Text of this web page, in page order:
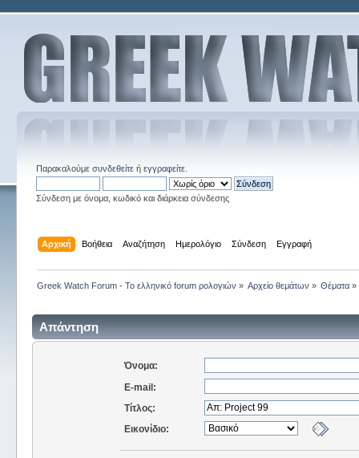
Παρακαλούμε συνδεθείτεή εγγραφείτε.
Σύνδεση με όνομα, κωδικό και διάρκεια σύνδεσης
Αρχική Βοήθεια Αναζήτηση Ημερολόγιο Σύνδεση Εγγραφή
Greek Watch Forum - Το ελληνικό forum ρολογιών » Αρχείο θεμάτων » Θέματα »
Απάντηση
Όνομα:
E-mail:
Τίτλος:
Εικονίδιο: